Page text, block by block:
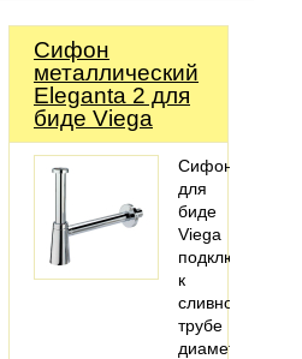
Сифoн
металлический
Eleganta 2 для
биде Viega
Сифон
для
биде
Viega
подключается
к
сливной
трубе
диаметром